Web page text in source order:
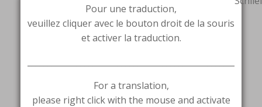
Pour une traduction,
veuillez cliquer avec le bouton droit de la souris
et activer la traduction.
For a translation,
please right click with the mouse and activate